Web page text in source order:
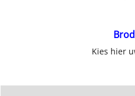
Kies hier